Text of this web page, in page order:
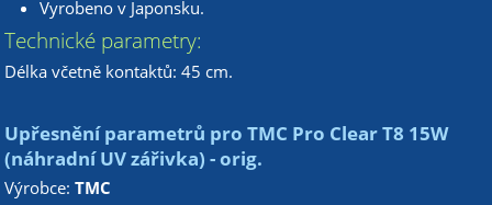
Vyrobeno v Japonsku.
Technické parametry:
Délka včetně kontaktů: 45 cm.
Upřesnění parametrů pro TMC Pro Clear T8 15W
(náhradní UV zářivka) - orig.
Výrobce:TMC